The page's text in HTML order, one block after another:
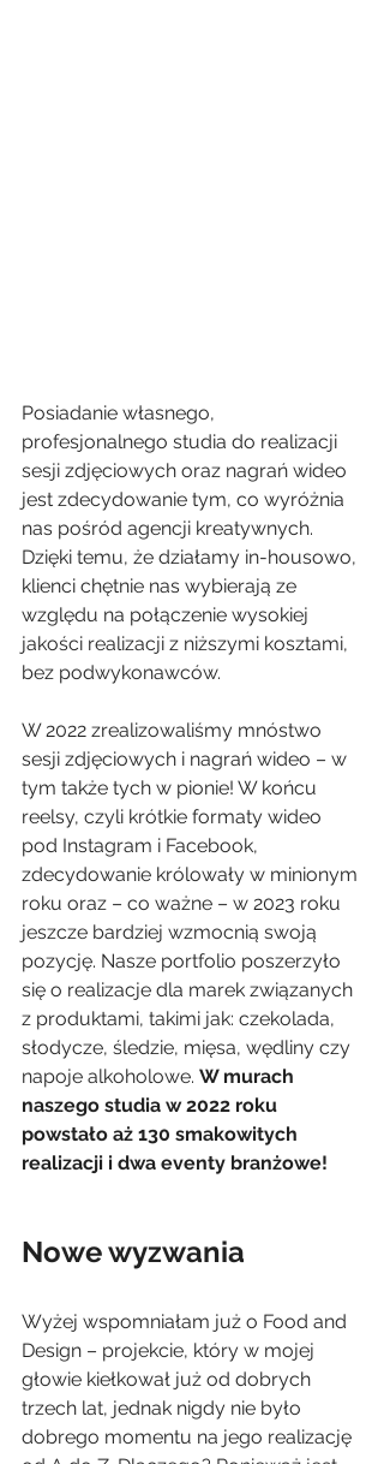
Posiadanie własnego,
profesjonalnego studia do realizacji
sesji zdjęciowych oraz nagrań wideo
jest zdecydowanie tym, co wyróżnia
nas pośród agencji kreatywnych.
Dzięki temu, że działamy in-housowo,
klienci chętnie nas wybierają ze
względu na połączenie wysokiej
jakości realizacji z niższymi kosztami,
bez podwykonawców.
W 2022 zrealizowaliśmy mnóstwo
sesji zdjęciowych i nagrań wideo – w
tym także tych w pionie! W końcu
reelsy, czyli krótkie formaty wideo
pod Instagram i Facebook,
zdecydowanie królowały w minionym
roku oraz – co ważne – w 2023 roku
jeszcze bardziej wzmocnią swoją
pozycję. Nasze portfolio poszerzyło
się o realizacje dla marek związanych
z produktami, takimi jak: czekolada,
słodycze, śledzie, mięsa, wędliny czy
napoje alkoholowe. W murach
naszego studia w 2022 roku
powstało aż 130 smakowitych
realizacji i dwa eventy branżowe!
Nowe wyzwania
Wyżej wspomniałam już o Food and
Design – projekcie, który w mojej
głowie kiełkował już od dobrych
trzech lat, jednak nigdy nie było
dobrego momentu na jego realizację